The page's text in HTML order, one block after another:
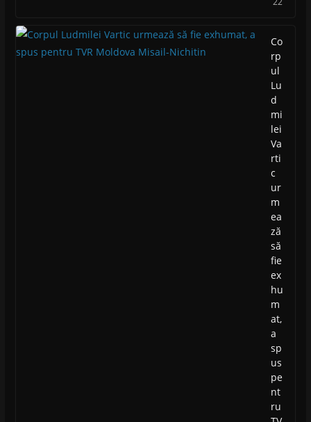
Co
rp
ul
Lu
d
mi
lei
Va
rti
c
ur
m
ea
ză
să
fie
ex
hu
m
at,
a
sp
us
pe
nt
ru